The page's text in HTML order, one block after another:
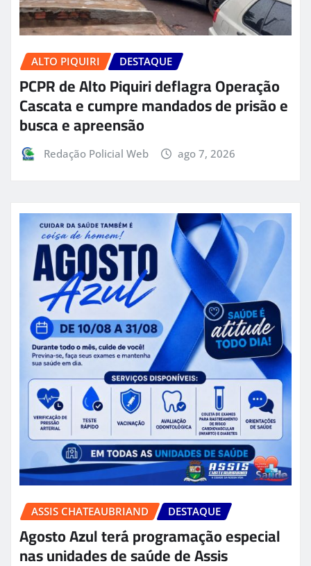
ALTO PIQUIRI DESTAQUE
PCPR de Alto Piquiri deflagra Operação
Cascata e cumpre mandados de prisão e
busca e apreensão
Redação Policial Web ago 7, 2026
ASSIS CHATEAUBRIAND DESTAQUE
Agosto Azul terá programação especial
nas unidades de saúde de Assis